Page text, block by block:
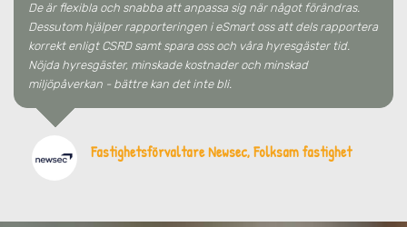
De är flexibla och snabba att anpassa sig när något förändras.
Dessutom hjälper rapporteringen i eSmart oss att dels rapportera
korrekt enligt CSRD samt spara oss och våra hyresgäster tid.
Nöjda hyresgäster, minskade kostnader och minskad
miljöpåverkan - bättre kan det inte bli.
Fastighetsförvaltare Newsec, Folksam fastighet